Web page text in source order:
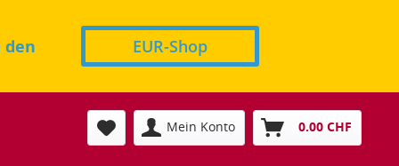
den EUR-Shop
Mein Konto 0.00 CHF